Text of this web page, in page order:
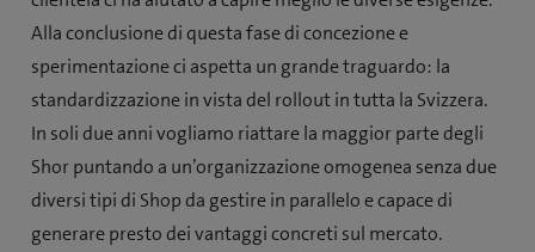
Alla conclusione di questa fase di concezione e
sperimentazione ci aspetta un grande traguardo: la
standardizzazione in vista del rollout in tutta la Svizzera.
In soli due anni vogliamo riattare la maggior parte degli
Shor puntando a un’organizzazione omogenea senza due
diversi tipi di Shop da gestire in parallelo e capace di
generare presto dei vantaggi concreti sul mercato.